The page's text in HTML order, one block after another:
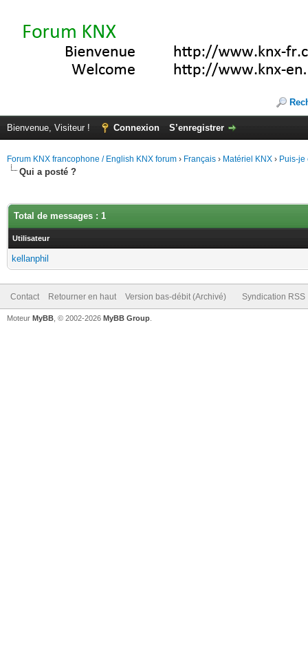
Bienvenue, Visiteur ! Connexion S’enregistrer
Forum KNX francophone / English KNX forum › Français › Matériel KNX › Puis-je
Qui a posté ?
Total de messages : 1
Utilisateur
kellanphil
Contact Retourner en haut Version bas-débit (Archivé) Syndication RSS
Moteur MyBB , © 2002-2026 MyBB Group